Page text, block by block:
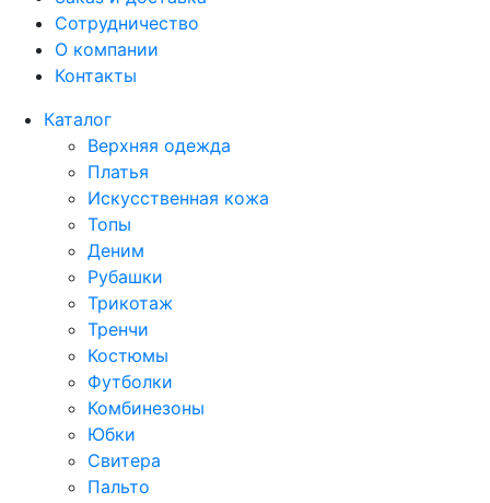
Сотрудничество
О компании
Контакты
Каталог
Верхняя одежда
Платья
Искусственная кожа
Топы
Деним
Рубашки
Трикотаж
Тренчи
Костюмы
Футболки
Комбинезоны
Юбки
Свитера
Пальто